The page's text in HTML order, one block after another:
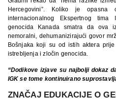
Hercegovini”. Koliko je opasna
internacionalnog Ekspertnog tima
genocida Kanada smatra da ova
nemoralni, dehumanizirajući govor
Bošnjaka koji su od istih aktera
istrebljenja i zločin genocida.
“Dodikove izjave su najbolji dokaz
IGK se tome kontinuirano
ZNAČAJ EDUKACIJE O